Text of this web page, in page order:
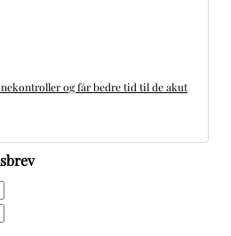
og får bedre tid til de akut